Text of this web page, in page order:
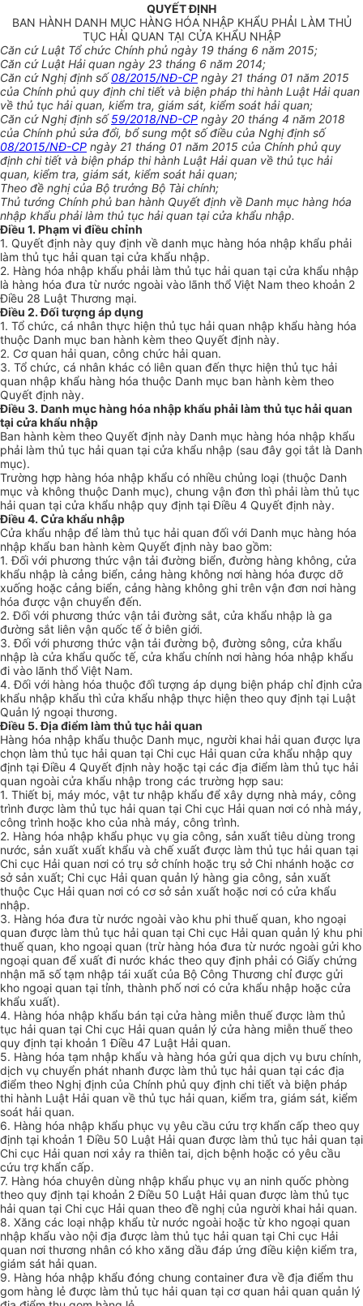
QUYẾT ĐỊNH
BAN HÀNH DANH MỤC HÀNG HÓA NHẬP KHẨU PHẢI LÀM THỦ
TỤC HẢI QUAN TẠI CỬA KHẨU NHẬP
Căn cứ Luật Tổ chức Chính phủ ngày 19 tháng 6 năm 2015;
Căn cứ Luật Hải quan ngày 23 tháng 6 năm 2014;
Căn cứ Nghị định số08/2015/NĐ-CP ngày 21 tháng 01 năm 2015
của Chính phủ quy định chi tiết và biện pháp thi hành Luật Hải quan
về thủ tục hải quan, kiểm tra, giám sát, kiểm soát hải quan;
Căn cứ Nghị định số59/2018/NĐ-CP ngày 20 tháng 4 năm 2018
của Chính phủ sửa đổi, bổ sung một số điều của Nghị định số
08/2015/NĐ-CP ngày 21 tháng 01 năm 2015 của Chính phủ quy
định chi tiết và biện pháp thi hành Luật Hải quan về thủ tục hải
quan, kiểm tra, giám sát, kiểm soát hải quan;
Theo đề nghị của Bộ trưởng Bộ Tài chính;
Thủ tướng Chính phủ ban hành Quyết định về Danh mục hàng hóa
nhập khẩu phải làm thủ tục hải quan tại cửa khẩu nhập.
Điều 1. Phạm vi điều chỉnh
1. Quyết định này quy định về danh mục hàng hóa nhập khẩu phải
làm thủ tục hải quan tại cửa khẩu nhập.
2. Hàng hóa nhập khẩu phải làm thủ tục hải quan tại cửa khẩu nhập
là hàng hóa đưa từ nước ngoài vào lãnh thổ Việt Nam theo khoản 2
Điều 28 Luật Thương mại.
Điều 2. Đối tượng áp dụng
1. Tổ chức, cá nhân thực hiện thủ tục hải quan nhập khẩu hàng hóa
thuộc Danh mục ban hành kèm theo Quyết định này.
2. Cơ quan hải quan, công chức hải quan.
3. Tổ chức, cá nhân khác có liên quan đến thực hiện thủ tục hải
quan nhập khẩu hàng hóa thuộc Danh mục ban hành kèm theo
Quyết định này.
Điều 3. Danh mục hàng hóa nhập khẩu phải làm thủ tục hải quan
tại cửa khẩu nhập
Ban hành kèm theo Quyết định này Danh mục hàng hóa nhập khẩu
phải làm thủ tục hải quan tại cửa khẩu nhập (sau đây gọi tắt là Danh
mục).
Trường hợp hàng hóa nhập khẩu có nhiều chủng loại (thuộc Danh
mục và không thuộc Danh mục), chung vận đơn thì phải làm thủ tục
hải quan tại cửa khẩu nhập quy định tại Điều 4 Quyết định này.
Điều 4. Cửa khẩu nhập
Cửa khẩu nhập để làm thủ tục hải quan đối với Danh mục hàng hóa
nhập khẩu ban hành kèm Quyết định này bao gồm:
1. Đối với phương thức vận tải đường biển, đường hàng không, cửa
khẩu nhập là cảng biển, cảng hàng không nơi hàng hóa được dỡ
xuống hoặc cảng biển, cảng hàng không ghi trên vận đơn nơi hàng
hóa được vận chuyển đến.
2. Đối với phương thức vận tải đường sắt, cửa khẩu nhập là ga
đường sắt liên vận quốc tế ở biên giới.
3. Đối với phương thức vận tải đường bộ, đường sông, cửa khẩu
nhập là cửa khẩu quốc tế, cửa khẩu chính nơi hàng hóa nhập khẩu
đi vào lãnh thổ Việt Nam.
4. Đối với hàng hóa thuộc đối tượng áp dụng biện pháp chỉ định cửa
khẩu nhập khẩu thì cửa khẩu nhập thực hiện theo quy định tại Luật
Quản lý ngoại thương.
Điều 5. Địa điểm làm thủ tục hải quan
Hàng hóa nhập khẩu thuộc Danh mục, người khai hải quan được lựa
chọn làm thủ tục hải quan tại Chi cục Hải quan cửa khẩu nhập quy
định tại Điều 4 Quyết định này hoặc tại các địa điểm làm thủ tục hải
quan ngoài cửa khẩu nhập trong các trường hợp sau:
1. Thiết bị, máy móc, vật tư nhập khẩu để xây dựng nhà máy, công
trình được làm thủ tục hải quan tại Chi cục Hải quan nơi có nhà máy,
công trình hoặc kho của nhà máy, công trình.
2. Hàng hóa nhập khẩu phục vụ gia công, sản xuất tiêu dùng trong
nước, sản xuất xuất khẩu và chế xuất được làm thủ tục hải quan tại
Chi cục Hải quan nơi có trụ sở chính hoặc trụ sở Chi nhánh hoặc cơ
sở sản xuất; Chi cục Hải quan quản lý hàng gia công, sản xuất
thuộc Cục Hải quan nơi có cơ sở sản xuất hoặc nơi có cửa khẩu
nhập.
3. Hàng hóa đưa từ nước ngoài vào khu phi thuế quan, kho ngoại
quan được làm thủ tục hải quan tại Chi cục Hải quan quản lý khu phi
thuế quan, kho ngoại quan (trừ hàng hóa đưa từ nước ngoài gửi kho
ngoại quan để xuất đi nước khác theo quy định phải có Giấy chứng
nhận mã số tạm nhập tái xuất của Bộ Công Thương chỉ được gửi
kho ngoại quan tại tỉnh, thành phố nơi có cửa khẩu nhập hoặc cửa
khẩu xuất).
4. Hàng hóa nhập khẩu bán tại cửa hàng miễn thuế được làm thủ
tục hải quan tại Chi cục Hải quan quản lý cửa hàng miễn thuế theo
quy định tại khoản 1 Điều 47 Luật Hải quan.
5. Hàng hóa tạm nhập khẩu và hàng hóa gửi qua dịch vụ bưu chính,
dịch vụ chuyển phát nhanh được làm thủ tục hải quan tại các địa
điểm theo Nghị định của Chính phủ quy định chi tiết và biện pháp
thi hành Luật Hải quan về thủ tục hải quan, kiểm tra, giám sát, kiểm
soát hải quan.
6. Hàng hóa nhập khẩu phục vụ yêu cầu cứu trợ khẩn cấp theo quy
định tại khoản 1 Điều 50 Luật Hải quan được làm thủ tục hải quan tại
Chi cục Hải quan nơi xảy ra thiên tai, dịch bệnh hoặc có yêu cầu
cứu trợ khẩn cấp.
7. Hàng hóa chuyên dùng nhập khẩu phục vụ an ninh quốc phòng
theo quy định tại khoản 2 Điều 50 Luật Hải quan được làm thủ tục
hải quan tại Chi cục Hải quan theo đề nghị của người khai hải quan.
8. Xăng các loại nhập khẩu từ nước ngoài hoặc từ kho ngoại quan
nhập khẩu vào nội địa được làm thủ tục hải quan tại Chi cục Hải
quan nơi thương nhân có kho xăng dầu đáp ứng điều kiện kiểm tra,
giám sát hải quan.
9. Hàng hóa nhập khẩu đóng chung container đưa về địa điểm thu
gom hàng lẻ được làm thủ tục hải quan tại cơ quan hải quan quản lý